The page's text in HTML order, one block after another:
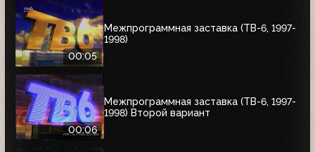
00:05
Межпрограммная заставка (ТВ-6, 1997-
1998)
00:06
Межпрограммная заставка (ТВ-6, 1997-
1998) Второй вариант